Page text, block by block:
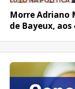
Morre Adriano
de Bayeux, aos